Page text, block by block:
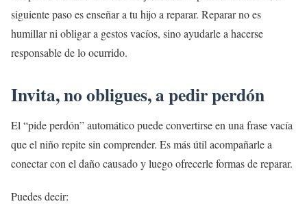
siguiente paso es enseñar a tu hijo a reparar. Reparar no es
humillar ni obligar a gestos vacíos, sino ayudarle a hacerse
responsable de lo ocurrido.
Invita, no obligues, a pedir perdón
El “pide perdón” automático puede convertirse en una frase vacía
que el niño repite sin comprender. Es más útil acompañarle a
conectar con el daño causado y luego ofrecerle formas de reparar.
Puedes decir: